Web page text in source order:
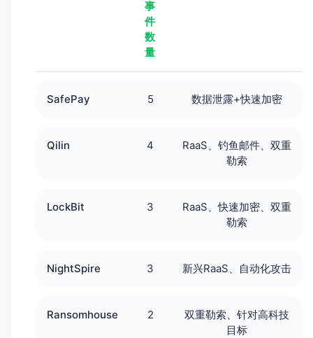
事
件
数
量
SafePay 5 数据泄露+快速加密
Qilin 4
RaaS、钓鱼邮件、双重
勒索
LockBit 3
RaaS、快速加密、双重
勒索
NightSpire 3 新兴RaaS、自动化攻击
Ransomhouse 2
双重勒索、针对高科技
目标